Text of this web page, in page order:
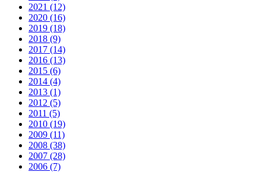
2021 (12)
2020 (16)
2019 (18)
2018 (9)
2017 (14)
2016 (13)
2015 (6)
2014 (4)
2013 (1)
2012 (5)
2011 (5)
2010 (19)
2009 (11)
2008 (38)
2007 (28)
2006 (7)